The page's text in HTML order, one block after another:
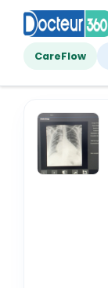
CareFlow